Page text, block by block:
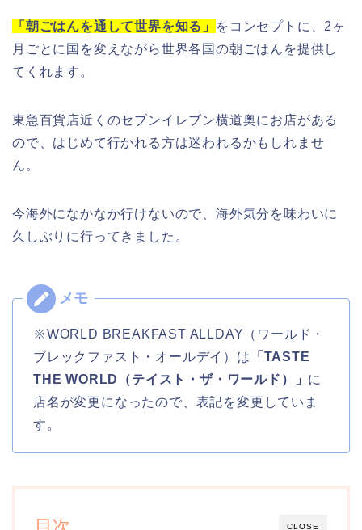
「朝ごはんを通して世界を知る」
をコンセプトに、2ヶ
月ごとに国を変えながら世界各国の朝ごはんを提供し
てくれます。
東急百貨店近くのセブンイレブン横道奥にお店がある
ので、はじめて行かれる方は迷われるかもしれませ
ん。
今海外になかなか行けないので、海外気分を味わいに
久しぶりに行ってきました。
※WORLD BREAKFAST ALLDAY（ワールド・
ブレックファスト・オールデイ）は
「TASTE
THE WORLD（テイスト・ザ・ワールド）」 に
店名が変更になったので、表記を変更していま
す。
CLOSE